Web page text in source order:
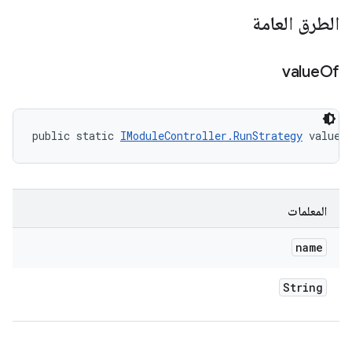
الطرق العامة
valueOf
public static IModuleController.RunStrategy
المعلمات
name
String